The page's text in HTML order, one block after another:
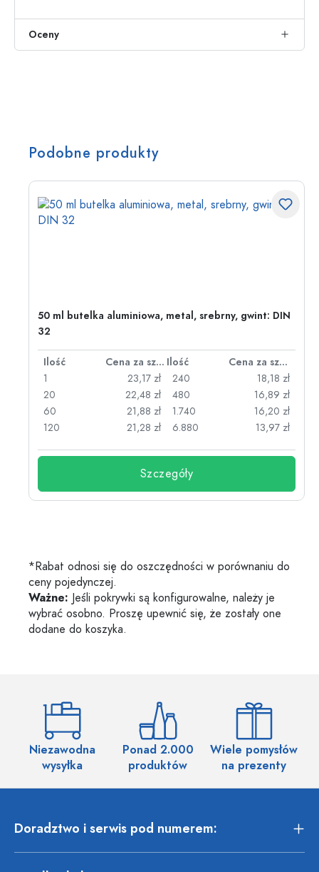
Oceny
Podobne produkty
50 ml butelka aluminiowa, metal, srebrny, gwint: DIN
32
Ilość Cena za sztukę Ilość
Cena za sztukę
1
23,17 zł
20
22,48 zł
60
21,88 zł
120
21,28 zł
240
18,18 zł
480
16,89 zł
1.740
16,20 zł
6.880
13,97 zł
Szczegóły
*Rabat odnosi się do oszczędności w porównaniu do
ceny pojedynczej.
Ważne: Jeśli pokrywki są konfigurowalne, należy je
wybrać osobno. Proszę upewnić się, że zostały one
dodane do koszyka.
Niezawodna
wysyłka
Ponad 2.000
produktów
Wiele pomysłów
na prezenty
Doradztwo i serwis pod numerem: